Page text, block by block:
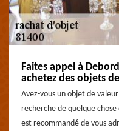
Faites appel à
achetez des objets
Avez-vous un objet de
recherche de quelque
est recommandé de vous